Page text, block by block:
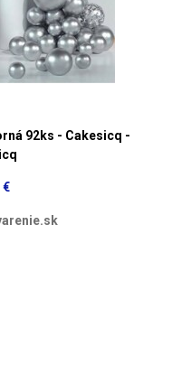
92ks - Cakesicq -
€